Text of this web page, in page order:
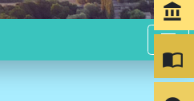
menu
account_balance
import_contacts